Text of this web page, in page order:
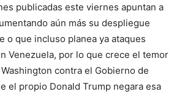
publicadas este viernes apuntan a
aún más su despliegue
o que incluso planea ya ataques
Venezuela, por lo que crece el temor
contra el Gobierno de
el propio Donald Trump negara esa